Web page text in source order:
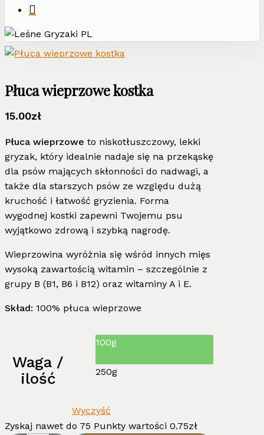
Płuca wieprzowe kostka
15.00zł
Płuca wieprzowe to niskotłuszczowy, lekki
gryzak, który idealnie nadaje się na przekąskę
dla psów mających skłonności do nadwagi, a
także dla starszych psów ze względu dużą
kruchość i łatwość gryzienia. Forma
wygodnej kostki zapewni Twojemu psu
wyjątkowo zdrową i szybką nagrodę.
Wieprzowina wyróżnia się wśród innych mięs
wysoką zawartością witamin – szczególnie z
grupy B (B1, B6 i B12) oraz witaminy A i E.
Skład: 100% płuca wieprzowe
Waga /
ilość
100g
250g
Wyczyść
Zyskaj nawet do 75 Punkty wartości 0.75zł